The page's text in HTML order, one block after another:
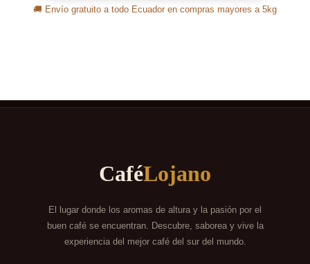
🚚 Envío gratuito a todo Ecuador en compras mayores a 5kg
CaféLojano
El lugar donde los aromas de altura y la pasión por el
buen café se encuentran. Descubre, saborea y vive la
experiencia del mejor café del sur del mundo.